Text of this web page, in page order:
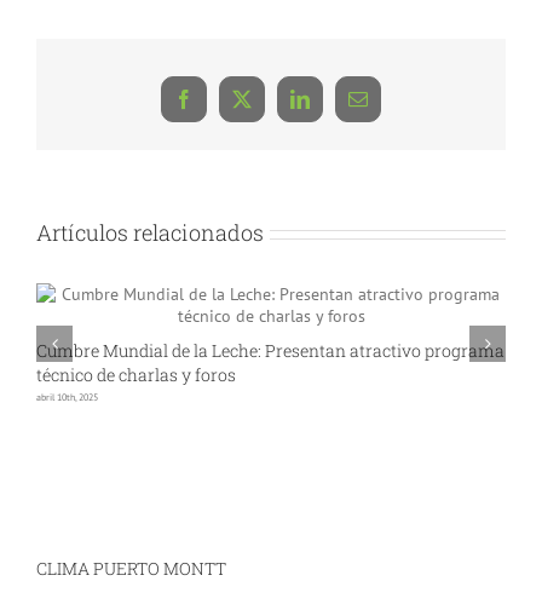
Facebook
X LinkedInCorreo
electrónico
Artículos relacionados
Cumbre Mundial de la Leche: Presentan atractivo programa
técnico de charlas y foros
abril 10th, 2025
CLIMA PUERTO MONTT